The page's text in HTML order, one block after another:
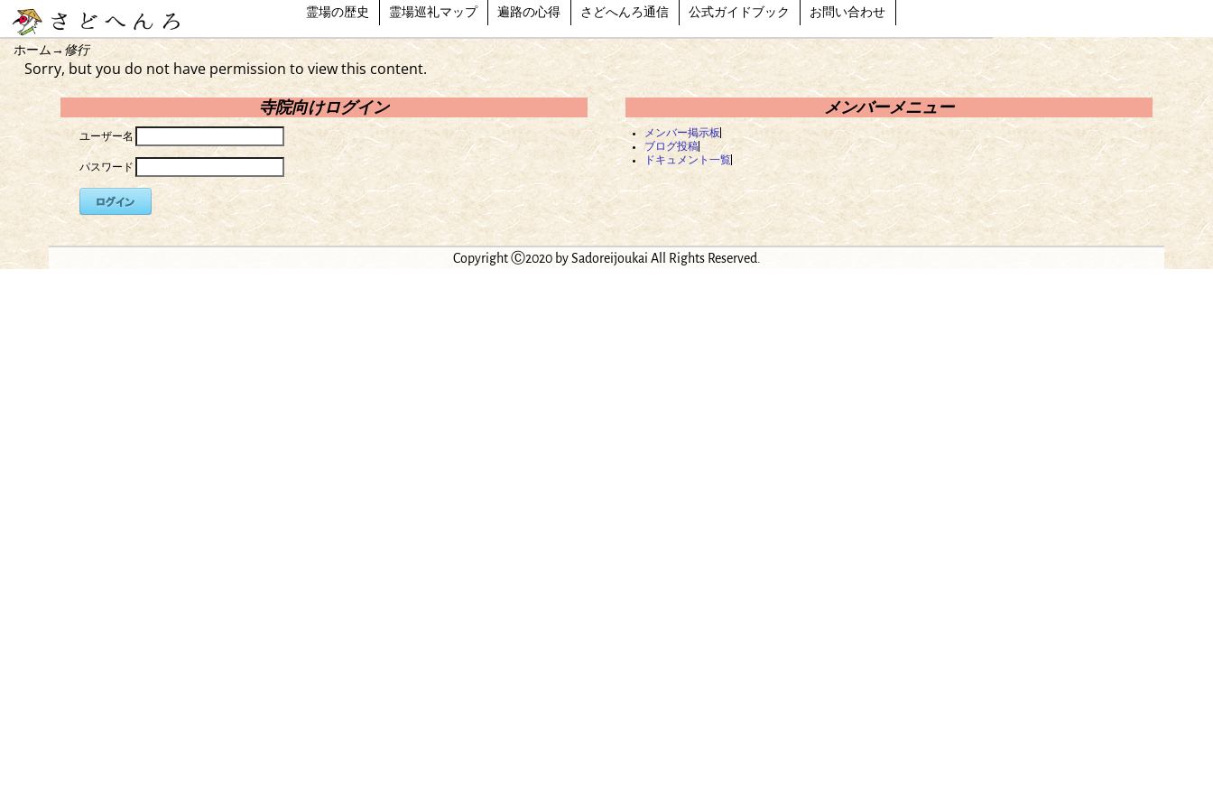
霊場の歴史 霊場巡礼マップ 遍路の心得 さどへんろ通信 公式ガイドブック お問い合わせ
ホーム→修行
Sorry, but you do not have permission to view this content.
寺院向けログイン
ユーザー名
パスワード
メンバーメニュー
メンバー掲示板
ブログ投稿
ドキュメント一覧
Copyright Ⓒ2020 by Sadoreijoukai All Rights Reserved.